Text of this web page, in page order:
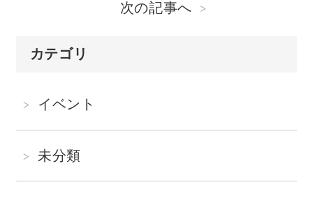
次の記事へ
カテゴリ
イベント
未分類